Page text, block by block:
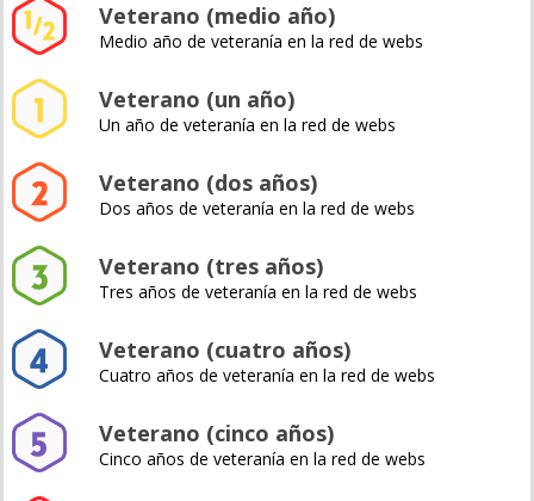
Veterano (medio año)
Medio año de veteranía en la red de webs
Veterano (un año)
Un año de veteranía en la red de webs
Veterano (dos años)
Dos años de veteranía en la red de webs
Veterano (tres años)
Tres años de veteranía en la red de webs
Veterano (cuatro años)
Cuatro años de veteranía en la red de webs
Veterano (cinco años)
Cinco años de veteranía en la red de webs